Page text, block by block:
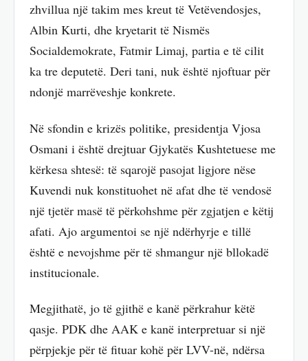
zhvillua një takim mes kreut të Vetëvendosjes,
Albin Kurti, dhe kryetarit të Nismës
Socialdemokrate, Fatmir Limaj, partia e të cilit
ka tre deputetë. Deri tani, nuk është njoftuar për
ndonjë marrëveshje konkrete.
Në sfondin e krizës politike, presidentja Vjosa
Osmani i është drejtuar Gjykatës Kushtetuese me
kërkesa shtesë: të sqarojë pasojat ligjore nëse
Kuvendi nuk konstituohet në afat dhe të vendosë
një tjetër masë të përkohshme për zgjatjen e këtij
afati. Ajo argumentoi se një ndërhyrje e tillë
është e nevojshme për të shmangur një bllokadë
institucionale.
Megjithatë, jo të gjithë e kanë përkrahur këtë
qasje. PDK dhe AAK e kanë interpretuar si një
përpjekje për të fituar kohë për LVV-në, ndërsa